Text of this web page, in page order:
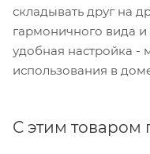
складывать друг на
гармоничного вида
удобная настройка -
использования в
С этим товаром